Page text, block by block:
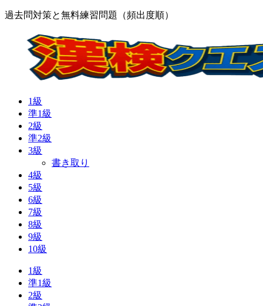
過去問対策と無料練習問題（頻出度順）
1級
準1級
2級
準2級
3級
書き取り
4級
5級
6級
7級
8級
9級
10級
1級
準1級
2級